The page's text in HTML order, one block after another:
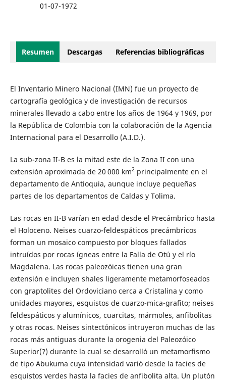
01-07-1972
Resumen Descargas Referencias bibliográficas
El Inventario Minero Nacional (IMN) fue un proyecto de
cartografía geológica y de investigación de recursos
minerales llevado a cabo entre los años de 1964 y 1969, por
la República de Colombia con la colaboración de la Agencia
Internacional para el Desarrollo (A.I.D.).
La sub-zona II-B es la mitad este de la Zona II con una
extensión aproximada de 20 000 km2principalmente en el
departamento de Antioquia, aunque incluye pequeñas
partes de los departamentos de Caldas y Tolima.
Las rocas en II-B varían en edad desde el Precámbrico hasta
el Holoceno. Neises cuarzo-feldespáticos precámbricos
forman un mosaico compuesto por bloques fallados
intruídos por rocas ígneas entre la Falla de Otú y el río
Magdalena. Las rocas paleozóicas tienen una gran
extensión e incluyen shales ligeramente metamorfoseados
con graptolites del Ordoviciano cerca a Cristalina y como
unidades mayores, esquistos de cuarzo-mica-grafito; neises
feldespáticos y alumínicos, cuarcitas, mármoles, anfibolitas
y otras rocas. Neises sintectónicos intruyeron muchas de las
rocas más antiguas durante la orogenia del Paleozóico
Superior(?) durante la cual se desarrolló un metamorfismo
de tipo Abukuma cuya intensidad varió desde la facies de
esquistos verdes hasta la facies de anfibolita alta. Un plutón